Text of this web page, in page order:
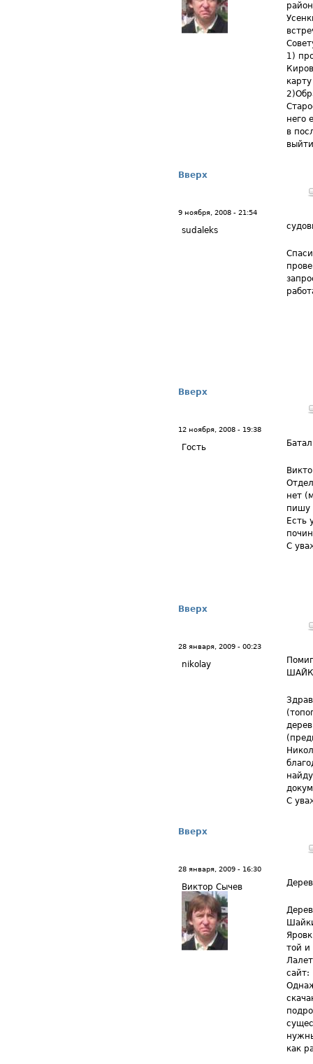
1)
него
в
Вверх
9 ноября, 2008 - 21:54
sudaleks
Вверх
12 ноября, 2008 - 19:38
Гость
нет
пишу
Есть
С
Вверх
28 января, 2009 - 00:23
nikolay
С
Вверх
28 января, 2009 - 16:30
Виктор Сычев
той и
сайт:
как